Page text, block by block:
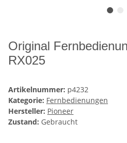
Original
RX025
Artikelnummer: p4232
Kategorie: Fernbedienungen
Hersteller: Pioneer
Zustand: Gebraucht